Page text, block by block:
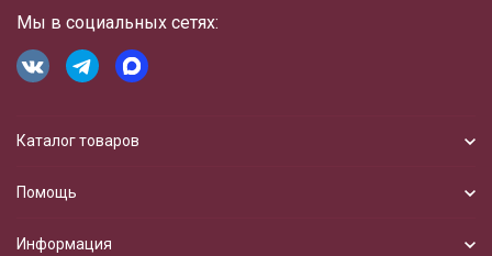
Мы в социальных сетях:
Каталог товаров
Помощь
Информация